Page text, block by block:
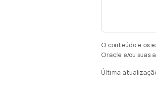
O conteúdo e os
Oracle e/ou suas
Última